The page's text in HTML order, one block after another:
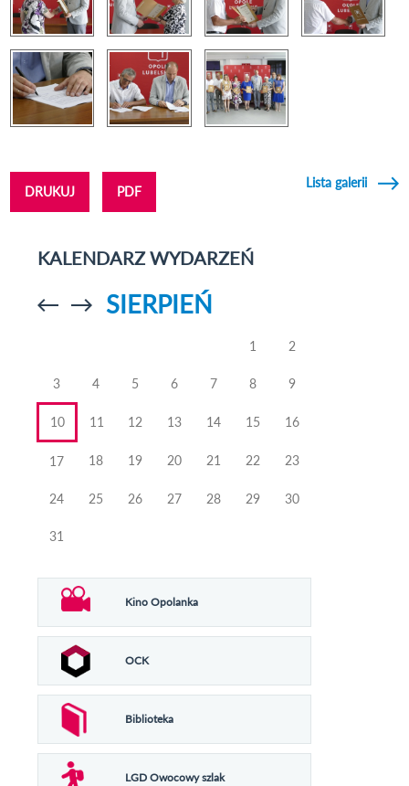
DRUKUJ PDF
Lista galerii
KALENDARZ WYDARZEŃ
Przejdź doPrzejdź do
SIERPIEŃ
1 2
3 4 5 6 7 8 9
10 11 12 13 14 15 16
17 18 19 20 21 22 23
24 25 26 27 28 29 30
31
Kino Opolanka
OCK
Biblioteka
LGD Owocowy szlak